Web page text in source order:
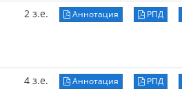
2 з.е. Аннотация РПД
4 з.е. Аннотация РПД